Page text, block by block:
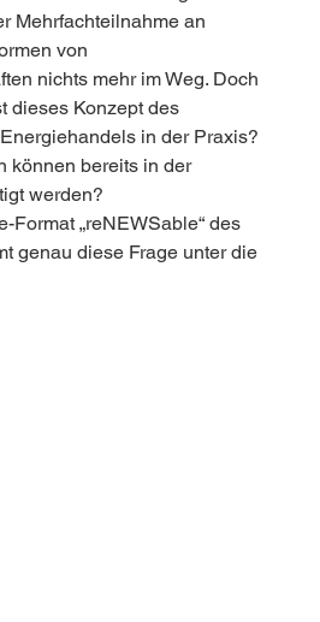
Mehrfachteilnahme an
von
nichts mehr im Weg. Doch
dieses Konzept des
in der Praxis?
können bereits in der
werden?
Format „reNEWSable“ des
genau diese Frage unter die